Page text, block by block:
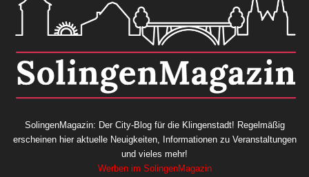
SolingenMagazin: Der City-Blog für die Klingenstadt! Regelmäßig
erscheinen hier aktuelle Neuigkeiten, Informationen zu Veranstaltungen
und vieles mehr!
Werben im SolingenMagazin